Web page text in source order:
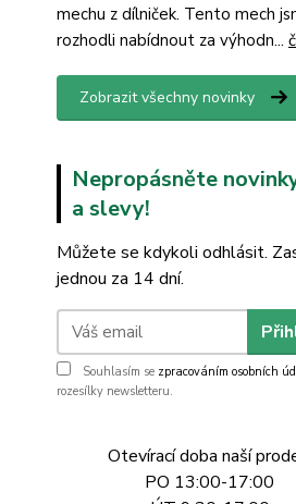
mechu z dílniček. Tento mech
rozhodli nabídnout za výhodn...
Zobrazit všechny novinky
Nepropásněte
a slevy!
Můžete se kdykoli odhlásit.
jednou za 14 dní.
Souhlasím se zpracováním osobních
rozesílky newsletteru.
Otevírací doba naší
PO 13:00-17:00